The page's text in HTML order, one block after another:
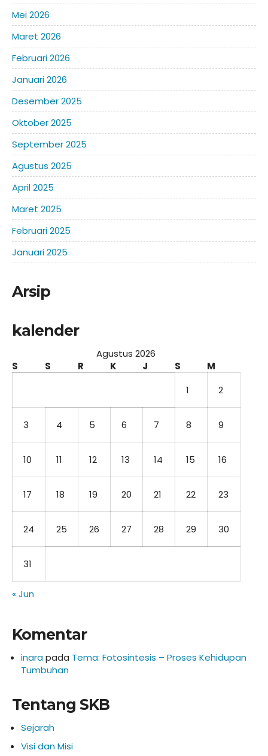
Mei 2026
Maret 2026
Februari 2026
Januari 2026
Desember 2025
Oktober 2025
September 2025
Agustus 2025
April 2025
Maret 2025
Februari 2025
Januari 2025
Arsip
kalender
Agustus 2026
S
S R K J S
M
1
2
3 4 5 6 7 8 9
10 11 12 13 14 15 16
17 18 19 20 21 22 23
24 25 26 27 28 29 30
31
« Jun
Komentar
inara pada Tema: Fotosintesis – Proses Kehidupan
Tumbuhan
Tentang SKB
Sejarah
Visi dan Misi